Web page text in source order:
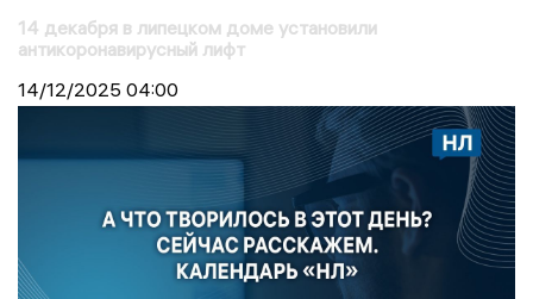
14 декабря в липецком доме установили
антикоронавирусный лифт
14/12/2025 04:00